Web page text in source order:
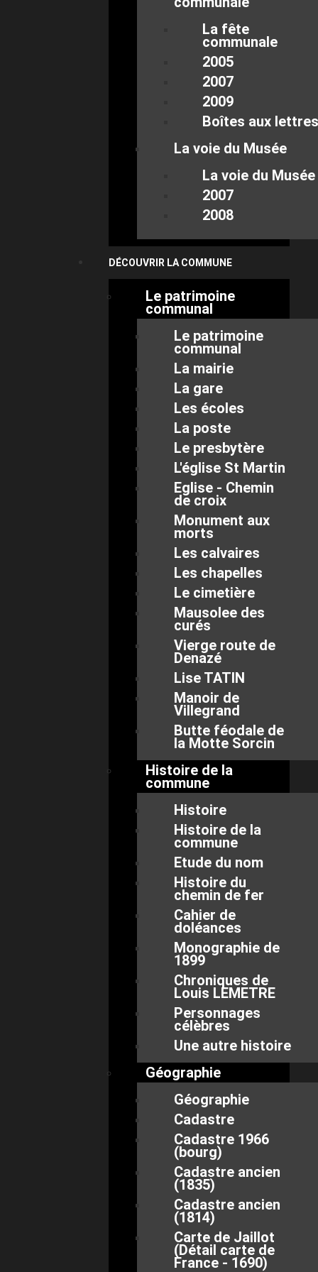
La fête
communale
2005
2007
2009
Boîtes aux lettres
La voie du Musée
La voie du Musée
2007
2008
DÉCOUVRIR LA COMMUNE
Le patrimoine
communal
Le patrimoine
communal
La mairie
La gare
Les écoles
La poste
Le presbytère
L'église St Martin
Eglise - Chemin
de croix
Monument aux
morts
Les calvaires
Les chapelles
Le cimetière
Mausolee des
curés
Vierge route de
Denazé
Lise TATIN
Manoir de
Villegrand
Butte féodale de
la Motte Sorcin
Histoire de la
commune
Histoire
Histoire de la
commune
Etude du nom
Histoire du
chemin de fer
Cahier de
doléances
Monographie de
1899
Chroniques de
Louis LEMETRE
Personnages
célèbres
Une autre histoire
Géographie
Géographie
Cadastre
Cadastre 1966
(bourg)
Cadastre ancien
(1835)
Cadastre ancien
(1814)
Carte de Jaillot
(Détail carte de
France - 1690)